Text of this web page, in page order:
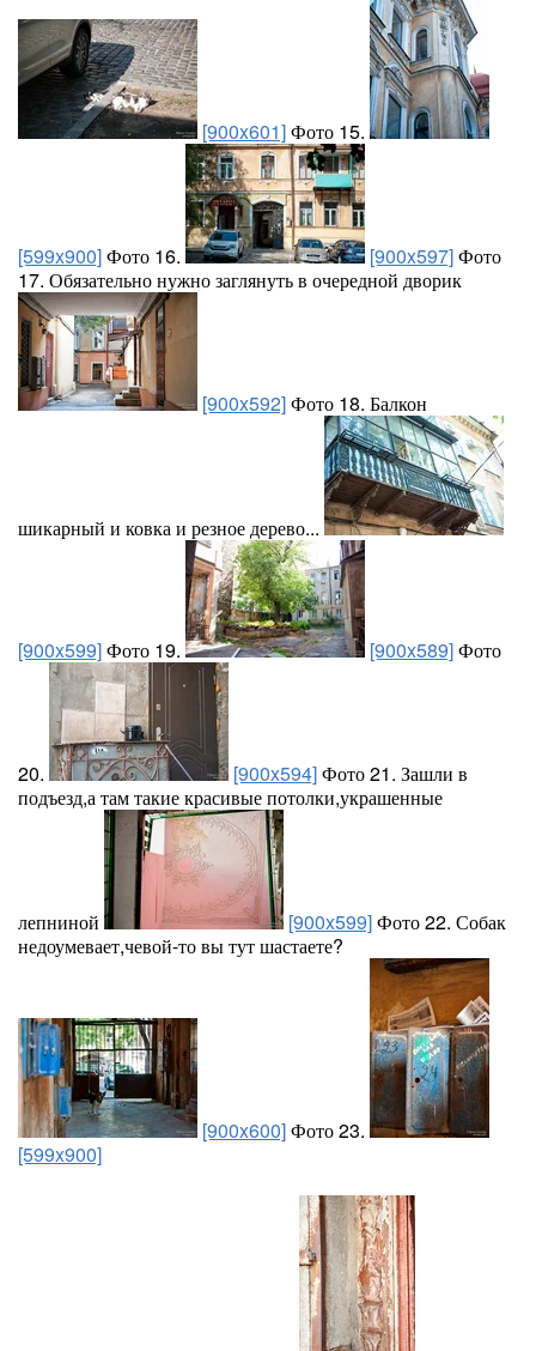
[900x601]Фото 15.
[599x900]Фото 16. [900x597]Фото
17. Обязательно нужно заглянуть в очередной дворик
[900x592]Фото 18. Балкон
шикарный и ковка и резное дерево...
[900x599]Фото 19. [900x589]Фото
20. [900x594]Фото 21. Зашли в
подъезд,а там такие красивые потолки,украшенные
лепниной [900x599]Фото 22. Собак
недоумевает,чевой-то вы тут шастаете?
[900x600]Фото 23.
[599x900]